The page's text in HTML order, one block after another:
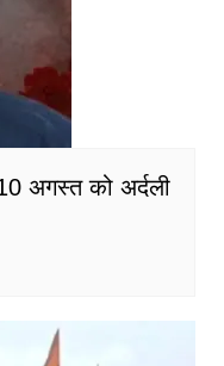
अगस्त को अर्दली